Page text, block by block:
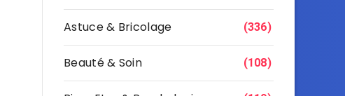
Astuce & Bricolage (336)
Beauté & Soin (108)